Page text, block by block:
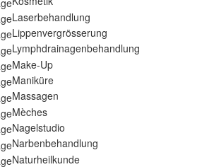
Laserbehandlung
Lippenvergrösserung
Lymphdrainagenbehandlung
Make-Up
Maniküre
Massagen
Mèches
Nagelstudio
Narbenbehandlung
Naturheilkunde